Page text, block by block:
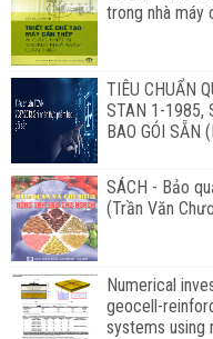
trong nhà máy
TIÊU CHUẨN
STAN 1-1985,
BAO GÓI SẴN
SÁCH - Bảo
(Trần Văn
Numerical
geocell-
systems using